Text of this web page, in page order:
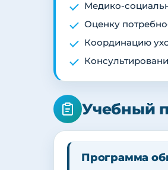
Медико-
Оценку
Координацию
Учебный
Программа